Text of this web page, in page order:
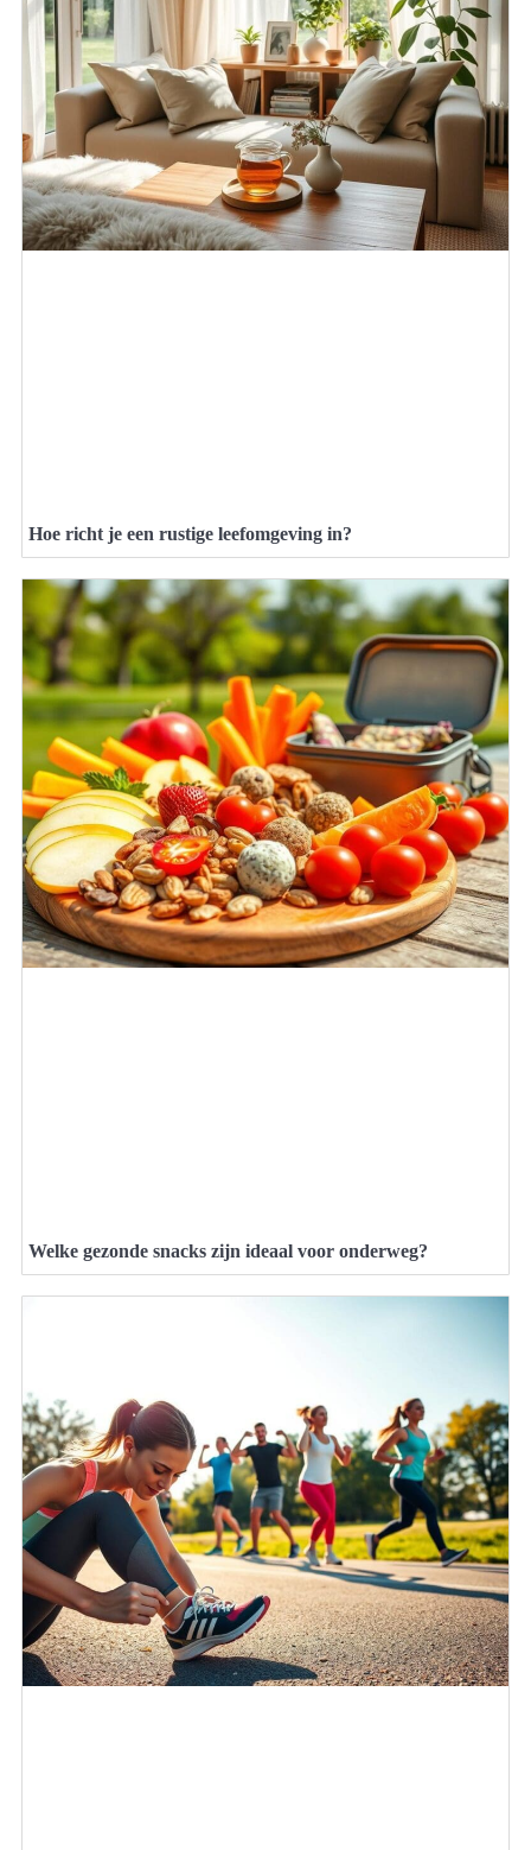
Hoe richt je een rustige leefomgeving in?
Welke gezonde snacks zijn ideaal voor onderweg?